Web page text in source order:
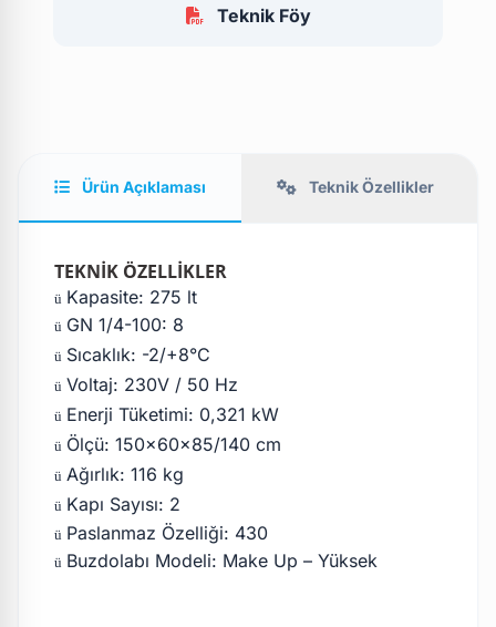
Teknik Föy
Ürün Açıklaması Teknik Özellikler
TEKNİK ÖZELLİKLER
ü Kapasite: 275 lt
ü GN 1/4-100: 8
ü Sıcaklık: -2/+8°C
ü Voltaj: 230V / 50 Hz
ü Enerji Tüketimi: 0,321 kW
ü Ölçü: 150x60x85/140 cm
ü Ağırlık: 116 kg
ü Kapı Sayısı: 2
ü Paslanmaz Özelliği: 430
ü Buzdolabı Modeli: Make Up – Yüksek